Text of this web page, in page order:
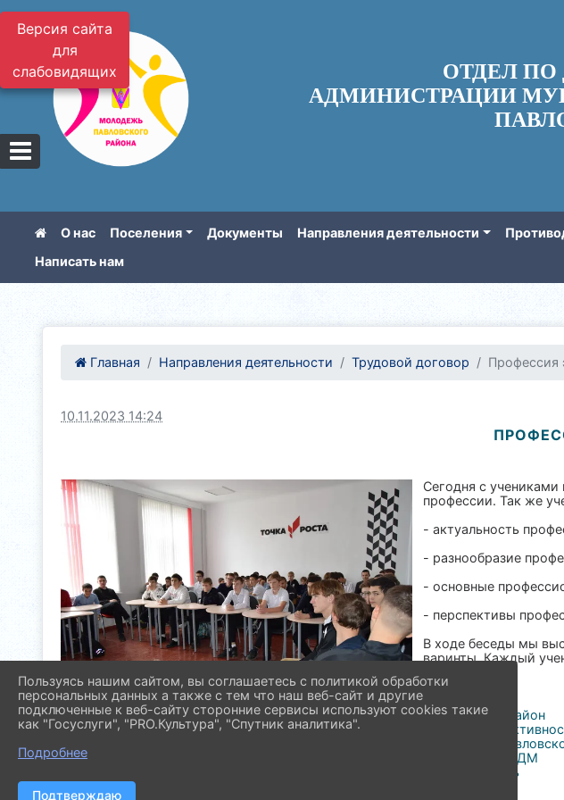
Версия сайта
для
слабовидящих
ОТДЕЛ
АДМИНИСТРАЦИИ
О нас Поселения Документы Направления деятельности
Написать нам
Главная Направления деятельности Трудовой договор Профессия
10.11.2023 14:24
Сегодня с
профессии. Так же
- актуальность
- разнообразие
- основные
- перспективы
В ходе беседы мы
варинты. Каждый
#Павловскийрайон
#ПавловскийОДМ
#МЦПараллель
Пользуясь нашим сайтом, вы соглашаетесь с политикой обработки
персональных данных а также с тем что наш веб-сайт и другие
подключенные к веб-сайту сторонние сервисы используют cookies такие
как "Госуслуги", "PRO.Культура", "Спутник аналитика".
Подробнее
Подтверждаю